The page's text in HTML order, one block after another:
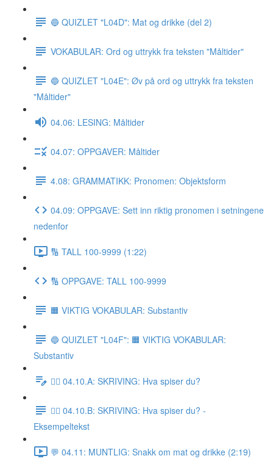
🔵 QUIZLET "L04D": Mat og drikke (del 2)
VOKABULAR: Ord og uttrykk fra teksten "Måltider"
🔵 QUIZLET "L04E": Øv på ord og uttrykk fra teksten
"Måltider"
04.06: LESING: Måltider
04.07: OPPGAVER: Måltider
4.08: GRAMMATIKK: Pronomen: Objektsform
04.09: OPPGAVE: Sett inn riktig pronomen i setningene
nedenfor
🔢 TALL 100-9999 (1:22)
🔢 OPPGAVE: TALL 100-9999
🟧 VIKTIG VOKABULAR: Substantiv
🔵 QUIZLET "L04F": 🟧 VIKTIG VOKABULAR:
Substantiv
✍🏼 04.10.A: SKRIVING: Hva spiser du?
✍🏼 04.10.B: SKRIVING: Hva spiser du? -
Eksempeltekst
💬 04.11: MUNTLIG: Snakk om mat og drikke (2:19)